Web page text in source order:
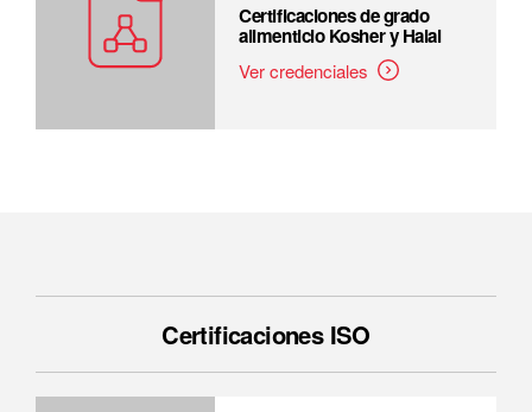
Certificaciones de grado
alimenticio Kosher y Halal
Ver credenciales
Certificaciones ISO